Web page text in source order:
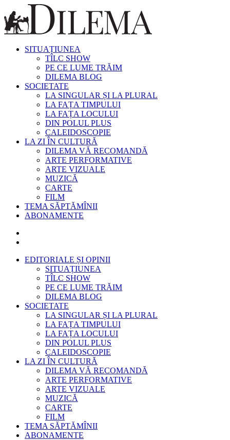
SITUAȚIUNEA
TÎLC SHOW
PE CE LUME TRĂIM
DILEMA BLOG
SOCIETATE
LA SINGULAR ȘI LA PLURAL
LA FAȚA TIMPULUI
LA FAȚA LOCULUI
DIN POLUL PLUS
CALEIDOSCOPIE
LA ZI ÎN CULTURĂ
DILEMA VĂ RECOMANDĂ
ARTE PERFORMATIVE
ARTE VIZUALE
MUZICĂ
CARTE
FILM
TEMA SĂPTĂMÎNII
ABONAMENTE
EDITORIALE ȘI OPINII
SITUAȚIUNEA
TÎLC SHOW
PE CE LUME TRĂIM
DILEMA BLOG
SOCIETATE
LA SINGULAR ȘI LA PLURAL
LA FAȚA TIMPULUI
LA FAȚA LOCULUI
DIN POLUL PLUS
CALEIDOSCOPIE
LA ZI ÎN CULTURĂ
DILEMA VĂ RECOMANDĂ
ARTE PERFORMATIVE
ARTE VIZUALE
MUZICĂ
CARTE
FILM
TEMA SĂPTĂMÎNII
ABONAMENTE